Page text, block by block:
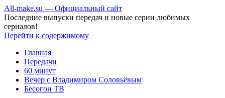
All-make.su — Официальный сайт
Последние выпуски передач и новые серии любимых
сериалов!
Перейти к содержимому
Главная
Передачи
60 минут
Вечер с Владимиром Соловьёвым
Бесогон ТВ